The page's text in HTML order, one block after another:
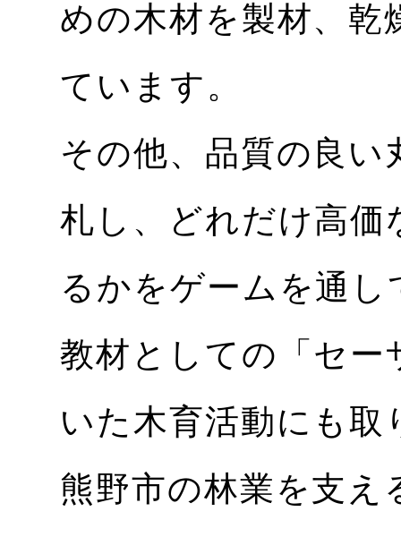
めの木材を製材、乾
ています。
その他、品質の良い
札し、どれだけ高価
るかをゲームを通
教材としての「セー
いた木育活動にも
熊野市の林業を支え